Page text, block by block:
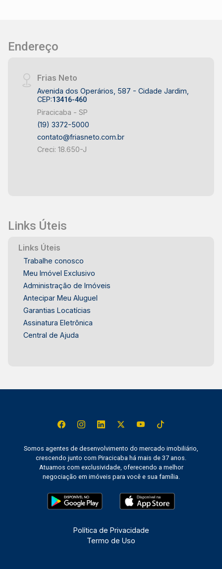
Endereço
Frias Neto
Avenida dos Operários, 587 - Cidade Jardim,
CEP:13416-460
Piracicaba - SP
(19) 3372-5000
contato@friasneto.com.br
Creci: 18.650-J
Links Úteis
Links Úteis
Trabalhe conosco
Meu Imóvel Exclusivo
Administração de Imóveis
Antecipar Meu Aluguel
Garantias Locatícias
Assinatura Eletrônica
Central de Ajuda
Somos agentes de desenvolvimento do mercado imobiliário,
crescendo junto com Piracicaba há mais de 37 anos.
Atuamos com exclusividade, oferecendo a melhor
negociação em imóveis para você e sua família.
Política de Privacidade
Termo de Uso